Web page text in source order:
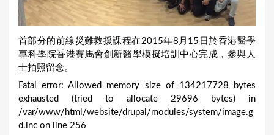
首部分的前線災難救援課程在2015年8月15日於香港醫學
專科學院香港賽馬會創新醫學模擬培訓中心完成，參與人
士拍照留念。
Fatal error: Allowed memory size of 134217728 bytes
exhausted (tried to allocate 29696 bytes) in
/var/www/html/website/drupal/modules/system/image.g
d.inc on line 256